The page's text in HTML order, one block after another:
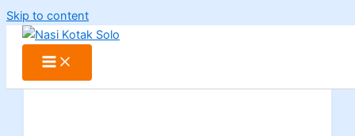
Skip to content